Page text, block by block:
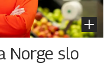
Norge slo